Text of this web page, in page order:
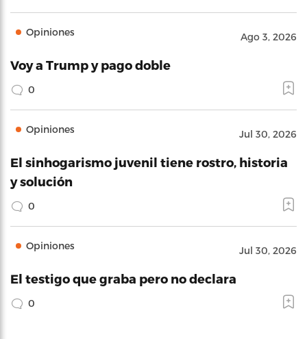
Opiniones Ago 3, 2026
Voy a Trump y pago doble
0
Opiniones Jul 30, 2026
El sinhogarismo juvenil tiene rostro, historia
y solución
0
Opiniones Jul 30, 2026
El testigo que graba pero no declara
0